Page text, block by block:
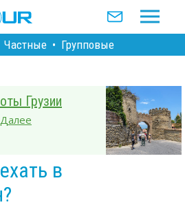
Частные • Групповые
Грузии
Далее
в